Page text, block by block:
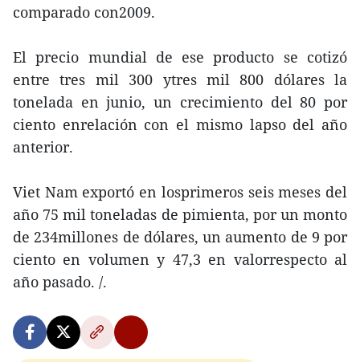
comparado con2009.
El precio mundial de ese producto se cotizó
entre tres mil 300 ytres mil 800 dólares la
tonelada en junio, un crecimiento del 80 por
ciento enrelación con el mismo lapso del año
anterior.
Viet Nam exportó en losprimeros seis meses del
año 75 mil toneladas de pimienta, por un monto
de 234millones de dólares, un aumento de 9 por
ciento en volumen y 47,3 en valorrespecto al
año pasado. /.